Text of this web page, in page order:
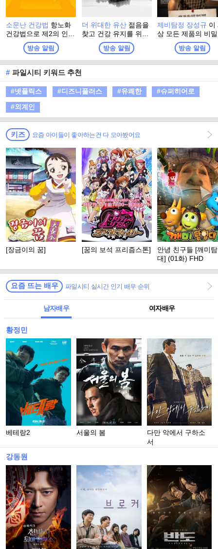
소문난 건강법 항노화
건강법으로 제2의 인생
을 활기차게 시작한 사
람들, 그들이 전하는 나
만의 건강법 이야기
방송 알림
더 위대한 유산 젊음을
찾고 건강 유지를 위해
그들이 찾은 최고의 건
강법! 더 위대한 유산의
정체는? 백세시대, 건
프로젝트 프로그램
방송 알림
제비탐정 장성규 이
상 모든 제품의 비
파헤쳐라! 잠들어
추리력을 깨워, 현
가장 HOT 한 곳들
성규의 ‘비지니스
프로젝트’가 시작된
방송 알림
# 파일시티 키워드 추천
#넷플릭스 #디즈니플러스 #유쾌한
#슈퍼히어로
#외계인
키즈 요즘 아이들이 좋아하는건 다 모아봤어요
[장금이의 꿈] [꿈의 보석 프리즘스톤]
안녕 친구들 [깨미
대] (01화) FHD
요즘 뜨는 배우 파일시티 실시간 인기 배우 순위
남자배우 여자배우
황정민
베테랑2 서울의 봄
다만 악에서 구하소
서
강동원